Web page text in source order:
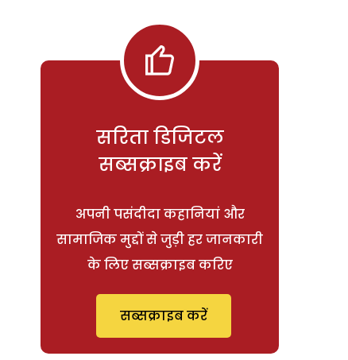
सरिता डिजिटल
सब्सक्राइब करें
अपनी पसंदीदा कहानियां और
सामाजिक मुद्दों से जुड़ी हर जानकारी
के लिए सब्सक्राइब करिए
सब्सक्राइब करें